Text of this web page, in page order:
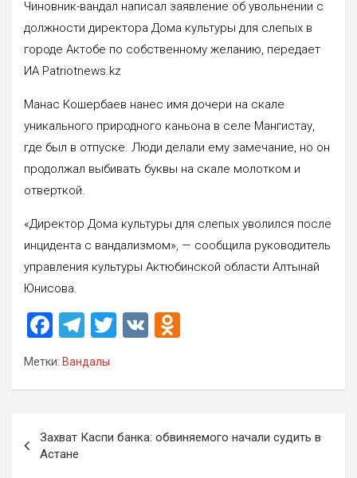
Чиновник-вандал написал заявление об увольнении с
должности директора Дома культуры для слепых в
городе Актобе по собственному желанию, передает
ИА Patriotnews.kz
Манас Кошербаев нанес имя дочери на скале
уникального природного каньона в селе Мангистау,
где был в отпуске. Люди делали ему замечание, но он
продолжал выбивать буквы на скале молотком и
отверткой.
«Директор Дома культуры для слепых уволился после
инцидента с вандализмом», — сообщила руководитель
управления культуры Актюбинской области Алтынай
Юнисова.
F
a
ce
o
o
T
e
a
T
V
kl
Метки: Вандалы
по
Захват Каспи банка: обвиняемого начали судить в
Астане